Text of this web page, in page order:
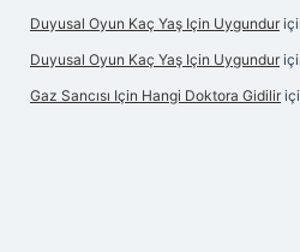
Duyusal Oyun Kaç Yaş Için Uygundur
Duyusal Oyun Kaç Yaş Için Uygundur
Gaz Sancısı Için Hangi Doktora Gidilir